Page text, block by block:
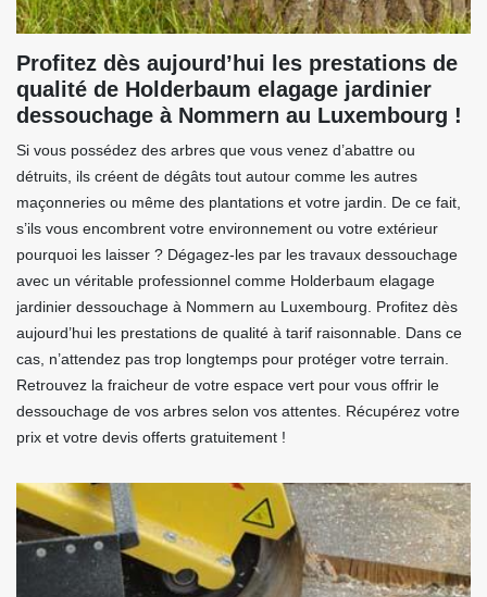
Profitez dès aujourd’hui les prestations de
qualité de Holderbaum elagage jardinier
dessouchage à Nommern au Luxembourg !
Si vous possédez des arbres que vous venez d’abattre ou
détruits, ils créent de dégâts tout autour comme les autres
maçonneries ou même des plantations et votre jardin. De ce fait,
s’ils vous encombrent votre environnement ou votre extérieur
pourquoi les laisser ? Dégagez-les par les travaux dessouchage
avec un véritable professionnel comme Holderbaum elagage
jardinier dessouchage à Nommern au Luxembourg. Profitez dès
aujourd’hui les prestations de qualité à tarif raisonnable. Dans ce
cas, n’attendez pas trop longtemps pour protéger votre terrain.
Retrouvez la fraicheur de votre espace vert pour vous offrir le
dessouchage de vos arbres selon vos attentes. Récupérez votre
prix et votre devis offerts gratuitement !